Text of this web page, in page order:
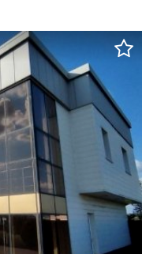
додатково Номер